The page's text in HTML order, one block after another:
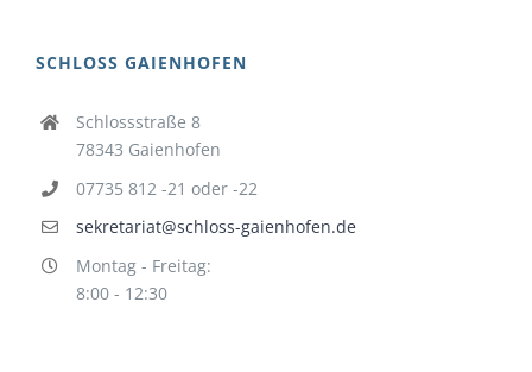
SCHLOSS GAIENHOFEN
Schlossstraße 8
78343 Gaienhofen
07735 812 -21 oder -22
sekretariat@schloss-gaienhofen.de
Montag - Freitag:
8:00 - 12:30